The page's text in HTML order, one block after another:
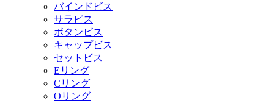
バインドビス
サラビス
ボタンビス
キャップビス
セットビス
Eリング
Cリング
Oリング